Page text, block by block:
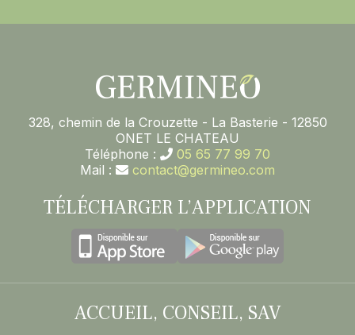
328, chemin de la Crouzette - La Basterie - 12850
ONET LE CHATEAU
Téléphone :
05 65 77 99 70
Mail :
contact@germineo.com
TÉLÉCHARGER L’APPLICATION
ACCUEIL, CONSEIL, SAV